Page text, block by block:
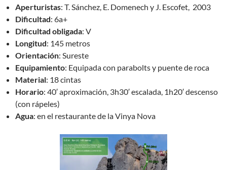
Aperturistas: T. Sánchez, E. Domenech y J. Escofet, 2003
Dificultad: 6a+
Dificultad obligada: V
Longitud: 145 metros
Orientación: Sureste
Equipamiento: Equipada con parabolts y puente de roca
Material: 18 cintas
Horario: 40′ aproximación, 3h30′ escalada, 1h20′ descenso
(con rápeles)
Agua: en el restaurante de la Vinya Nova